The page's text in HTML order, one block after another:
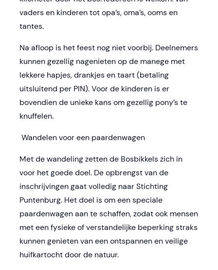
vaders en kinderen tot opa’s, oma’s, ooms en
tantes.
Na afloop is het feest nog niet voorbij. Deelnemers
kunnen gezellig nagenieten op de manege met
lekkere hapjes, drankjes en taart (betaling
uitsluitend per PIN). Voor de kinderen is er
bovendien de unieke kans om gezellig pony’s te
knuffelen.
Wandelen voor een paardenwagen
Met de wandeling zetten de Bosbikkels zich in
voor het goede doel. De opbrengst van de
inschrijvingen gaat volledig naar Stichting
Puntenburg. Het doel is om een speciale
paardenwagen aan te schaffen, zodat ook mensen
met een fysieke of verstandelijke beperking straks
kunnen genieten van een ontspannen en veilige
huifkartocht door de natuur.